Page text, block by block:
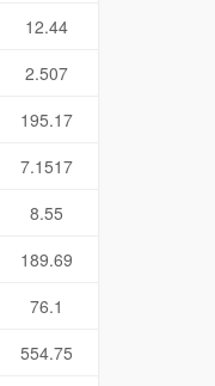
12.44
2.507
195.17
7.1517
8.55
189.69
76.1
554.75